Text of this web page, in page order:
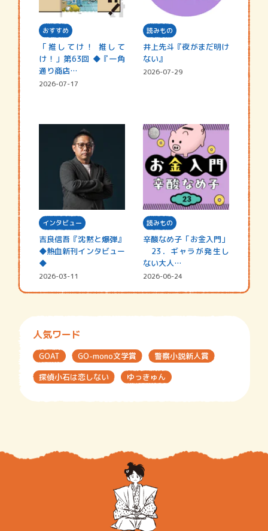
おすすめ
「推してけ！ 推して
け！」第63回 ◆『一角
通り商店…
2026-07-17
読みもの
井上先斗『夜がまだ明け
ない』
2026-07-29
インタビュー
吉良信吾『沈黙と爆弾』
◆熱血新刊インタビュー
◆
2026-03-11
読みもの
辛酸なめ子「お金入門」
23．ギャラが発生し
ない大人…
2026-06-24
人気ワード
GOAT GO-mono文学賞
警察小説新人賞
探偵小石は恋しない
ゆっきゅん